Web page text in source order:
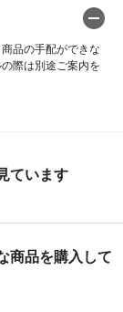
品の手配ができな
際は別途ご案内を
ています
商品を購入して